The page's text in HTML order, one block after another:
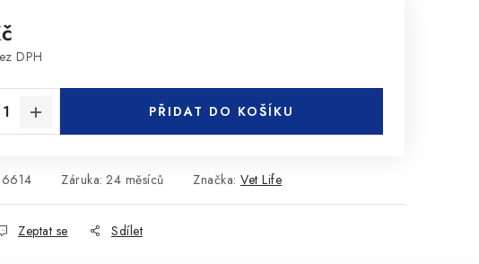
DPH
PŘIDAT DO KOŠÍKU
Záruka: 24 měsíců Značka: Vet Life
Zeptat se Sdílet